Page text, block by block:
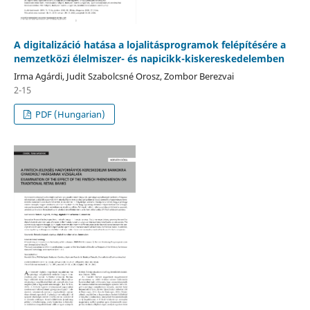
A digitalizáció hatása a lojalitásprogramok felépítésére a
nemzetközi élelmiszer- és napicikk-kiskereskedelemben
Irma Agárdi, Judit Szabolcsné Orosz, Zombor Berezvai
2-15
PDF (Hungarian)